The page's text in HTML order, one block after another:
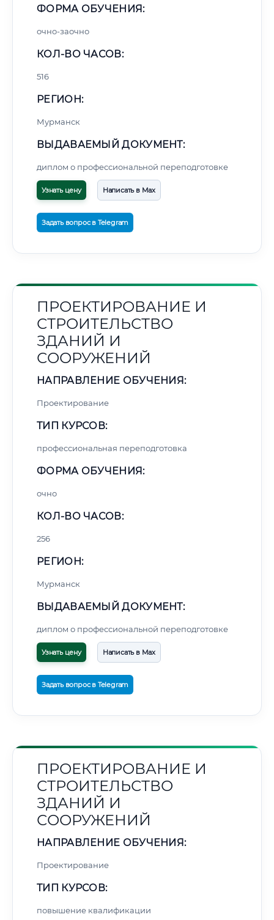
ФОРМА ОБУЧЕНИЯ:
очно-заочно
КОЛ-ВО ЧАСОВ:
516
РЕГИОН:
Мурманск
ВЫДАВАЕМЫЙ ДОКУМЕНТ:
диплом о профессиональной переподготовке
Узнать цену Написать в Max
Задать вопрос в Telegram
ПРОЕКТИРОВАНИЕ И
СТРОИТЕЛЬСТВО
ЗДАНИЙ И
СООРУЖЕНИЙ
НАПРАВЛЕНИЕ ОБУЧЕНИЯ:
Проектирование
ТИП КУРСОВ:
профессиональная переподготовка
ФОРМА ОБУЧЕНИЯ:
очно
КОЛ-ВО ЧАСОВ:
256
РЕГИОН:
Мурманск
ВЫДАВАЕМЫЙ ДОКУМЕНТ:
диплом о профессиональной переподготовке
Узнать цену Написать в Max
Задать вопрос в Telegram
ПРОЕКТИРОВАНИЕ И
СТРОИТЕЛЬСТВО
ЗДАНИЙ И
СООРУЖЕНИЙ
НАПРАВЛЕНИЕ ОБУЧЕНИЯ:
Проектирование
ТИП КУРСОВ:
повышение квалификации